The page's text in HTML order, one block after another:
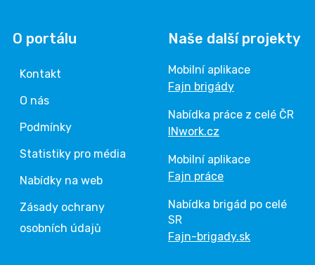
O portálu
Kontakt
O nás
Podmínky
Statistiky pro média
Nabídky na web
Zásady ochrany
osobních údajů
Naše další projekty
Mobilní aplikace
Fajn brigády
Nabídka práce z celé ČR
INwork.cz
Mobilní aplikace
Fajn práce
Nabídka brigád po celé
SR
Fajn-brigady.sk